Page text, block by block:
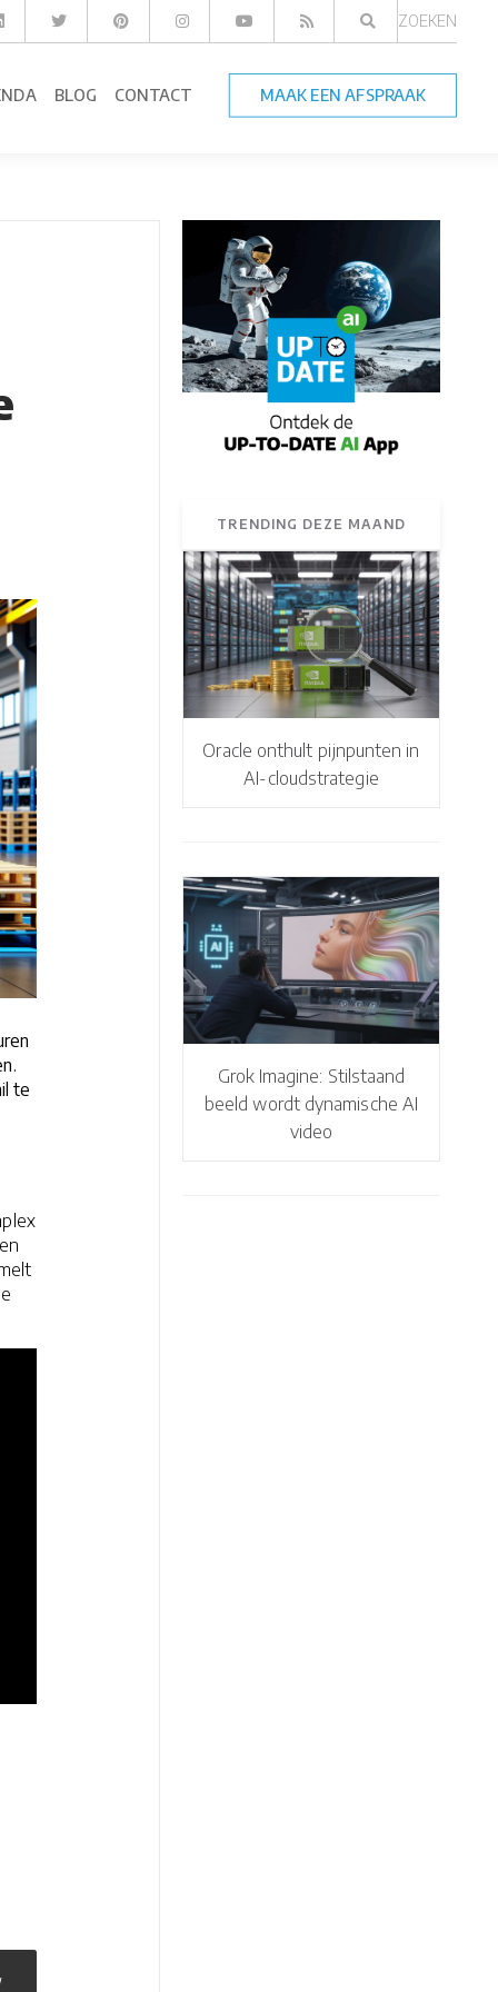
ZOEKEN
BLOG CONTACT MAAK EEN AFSPRAAK
te
TRENDING DEZE MAAND
Oracle onthult pijnpunten in
AI-cloudstrategie
Grok Imagine: Stilstaand
beeld wordt dynamische AI
video